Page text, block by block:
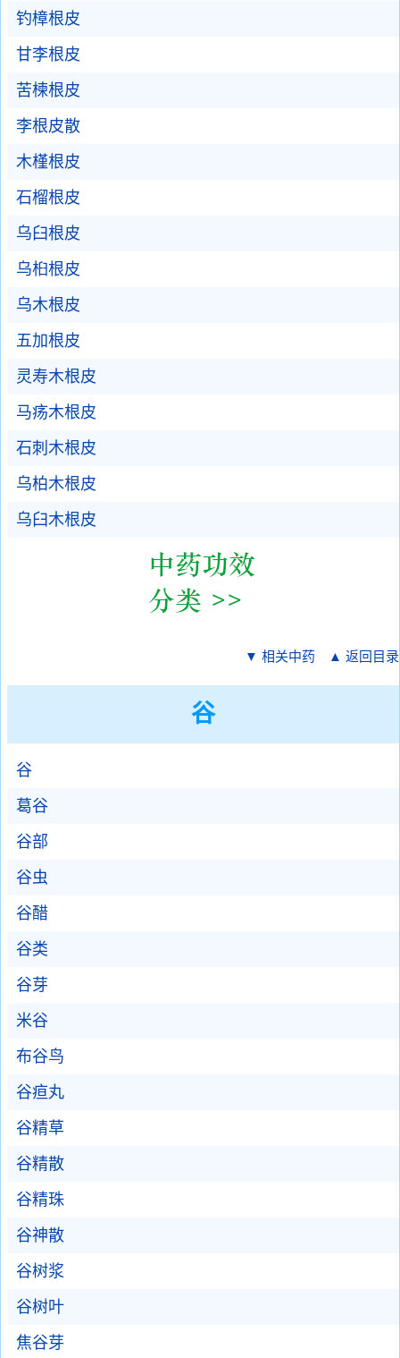
钓樟根皮
甘李根皮
苦楝根皮
李根皮散
木槿根皮
石榴根皮
乌臼根皮
乌桕根皮
乌木根皮
五加根皮
灵寿木根皮
马疡木根皮
石刺木根皮
乌柏木根皮
乌臼木根皮
▼ 相关中药 ▲ 返回目录
谷
谷
葛谷
谷部
谷虫
谷醋
谷类
谷芽
米谷
布谷鸟
谷疸丸
谷精草
谷精散
谷精珠
谷神散
谷树浆
谷树叶
焦谷芽